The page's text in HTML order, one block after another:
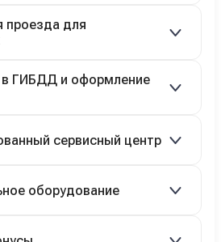
проезда для
в ГИБДД и оформление
сервисный центр
оборудование